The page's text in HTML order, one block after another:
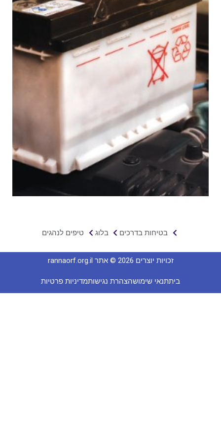
בטיחות בדרכים בלוג טיפים לנהגים
זכויות יוצרים 2026 © אתר rannaorf.org.il
תנאי שימושהצהרת נגישותמדיניות פרטיות